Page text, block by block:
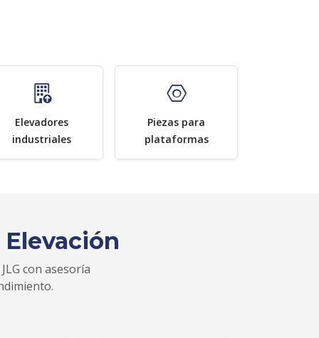
Elevadores
industriales
Piezas para
plataformas
con asesoría